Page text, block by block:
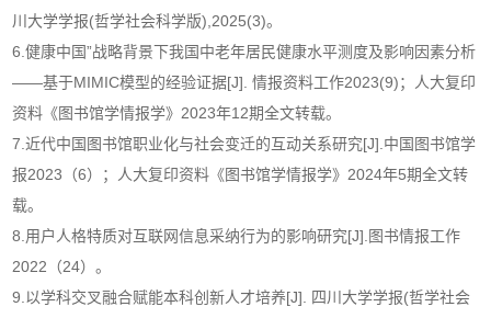
川大学学报(哲学社会科学版),2025(3)。
6.健康中国”战略背景下我国中老年居民健康水平测度及影响因素分析
——基于MIMIC模型的经验证据[J]. 情报资料工作2023(9)；人大复印
资料《图书馆学情报学》2023年12期全文转载。
7.近代中国图书馆职业化与社会变迁的互动关系研究[J].中国图书馆学
报2023（6）；人大复印资料《图书馆学情报学》2024年5期全文转
载。
8.用户人格特质对互联网信息采纳行为的影响研究[J].图书情报工作
2022（24）。
9.以学科交叉融合赋能本科创新人才培养[J]. 四川大学学报(哲学社会